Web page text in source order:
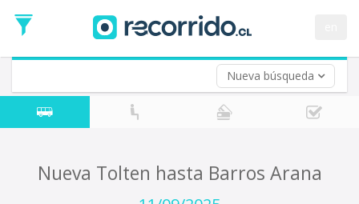
Nueva búsqueda
de
Ida
Vuelta (opcional)
Fecha
de
Nueva Tolten hasta Barros Arana